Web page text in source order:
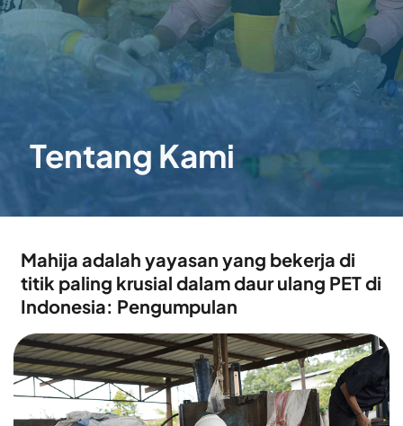
Tentang Kami
Mahija adalah yayasan yang bekerja di
titik paling krusial dalam daur ulang PET di
Indonesia: Pengumpulan